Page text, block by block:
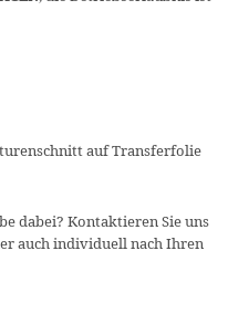
auf Transferfolie
dabei? Kontaktieren Sie uns
auch individuell nach Ihren